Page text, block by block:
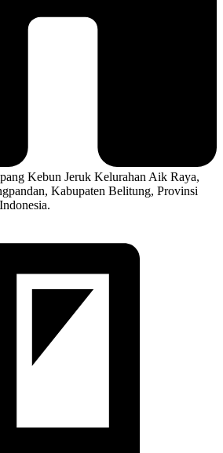
Kebun Jeruk Kelurahan Aik Raya,
Kabupaten Belitung, Provinsi